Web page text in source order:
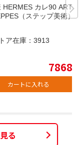
HERMES カレ90 ART d
（ステップ美術）
ア在庫： 3913
7868
カートに入れる
る